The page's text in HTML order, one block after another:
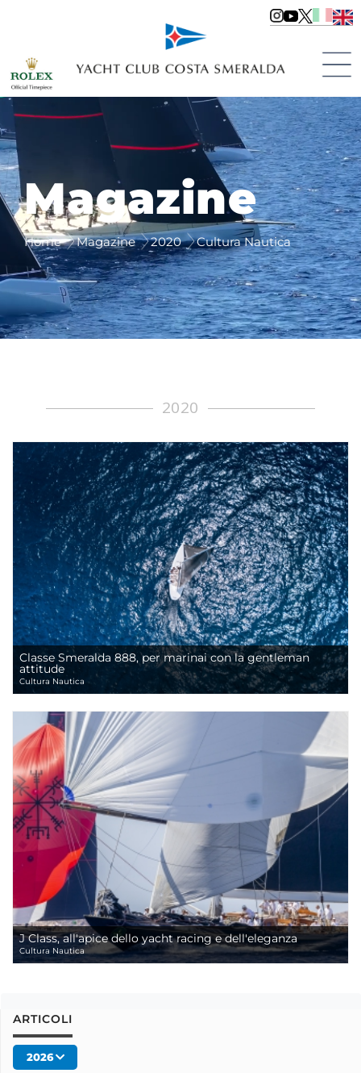
Magazine
Home Magazine 2020 Cultura Nautica
2020
Classe Smeralda 888, per marinai con la gentleman
attitude
Cultura Nautica
J Class, all'apice dello yacht racing e dell'eleganza
Cultura Nautica
ARTICOLI
2026